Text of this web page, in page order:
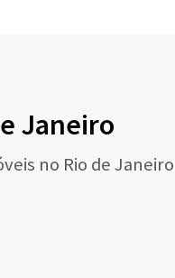
Janeiro
no Rio de Janeiro